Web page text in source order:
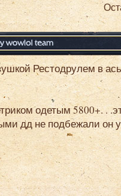
Рестодрулем в
одетым 5800+. .
дд не подбежали он